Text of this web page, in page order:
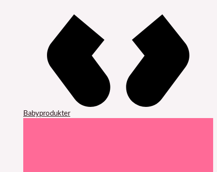
Babyprodukter